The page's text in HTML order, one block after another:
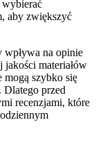
wybierać
aby zwiększyć
wpływa na opinie
materiałów
mogą szybko się
Dlatego przed
recenzjami, które